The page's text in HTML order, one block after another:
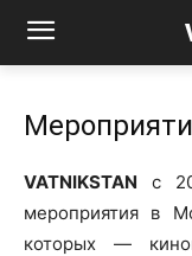
VATNIKSTAN с
меро­при­я­тия в
кото­рых —